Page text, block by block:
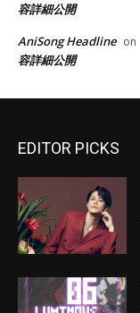
容詳細公開
AniSong Headline on
容詳細公開
EDITOR PICKS